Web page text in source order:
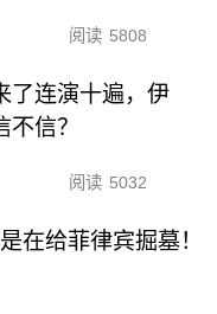
阅读 5808
了连演十遍，伊
信？
阅读 5032
在给菲律宾掘墓！